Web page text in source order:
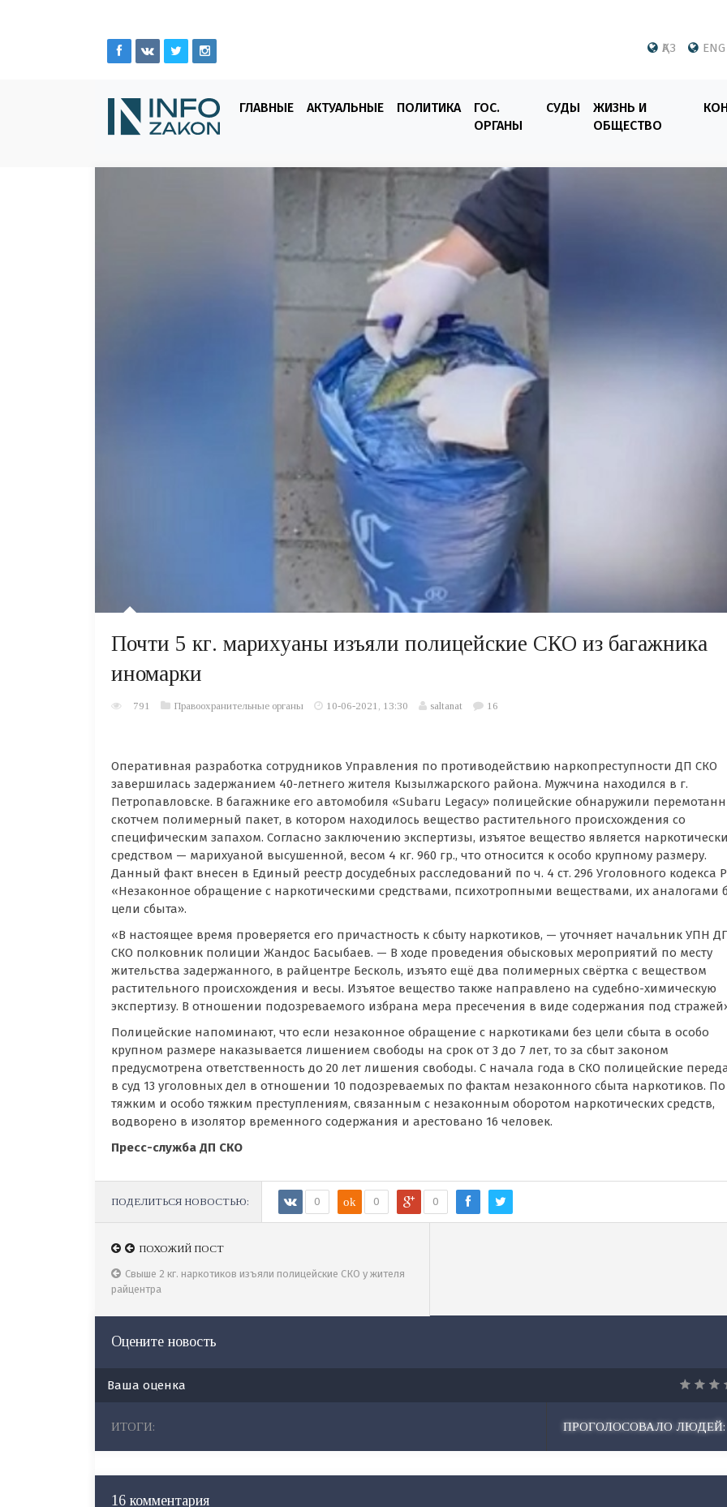
ҚАЗ ENG
ГЛАВНЫЕ АКТУАЛЬНЫЕ ПОЛИТИКА
ГОС.
ОРГАНЫ
СУДЫ
ЖИЗНЬ И
ОБЩЕСТВО
Почти 5 кг. марихуаны изъяли полицейские СКО из багажника
иномарки
791 Правоохранительные органы 10-06-2021, 13:30 saltanat 16
Оперативная разработка сотрудников Управления по противодействию наркопреступности ДП СКО
завершилась задержанием 40-летнего жителя Кызылжарского района. Мужчина находился в г.
Петропавловске. В багажнике его автомобиля «Subaru Legacy» полицейские обнаружили
скотчем полимерный пакет, в котором находилось вещество растительного происхождения со
специфическим запахом. Согласно заключению экспертизы, изъятое вещество является
средством — марихуаной высушенной, весом 4 кг. 960 гр., что относится к особо крупному размеру.
Данный факт внесен в Единый реестр досудебных расследований по ч. 4 ст. 296 Уголовного кодекса
«Незаконное обращение с наркотическими средствами, психотропными веществами, их аналогами
цели сбыта».
«В настоящее время проверяется его причастность к сбыту наркотиков, — уточняет начальник УПН
СКО полковник полиции Жандос Басыбаев. — В ходе проведения обысковых мероприятий по месту
жительства задержанного, в райцентре Бесколь, изъято ещё два полимерных свёртка с веществом
растительного происхождения и весы. Изъятое вещество также направлено на судебно-химическую
экспертизу. В отношении подозреваемого избрана мера пресечения в виде содержания под
Полицейские напоминают, что если незаконное обращение с наркотиками без цели сбыта в особо
крупном размере наказывается лишением свободы на срок от 3 до 7 лет, то за сбыт законом
предусмотрена ответственность до 20 лет лишения свободы. С начала года в СКО полицейские
в суд 13 уголовных дел в отношении 10 подозреваемых по фактам незаконного сбыта наркотиков. По
тяжким и особо тяжким преступлениям, связанным с незаконным оборотом наркотических средств,
водворено в изолятор временного содержания и арестовано 16 человек.
Пресс-служба ДП СКО
ПОДЕЛИТЬСЯ НОВОСТЬЮ: 0 ok 0 0
ПОХОЖИЙ ПОСТ
В Кызылорде при досмотре бандероли, адресованный
осужденному, обнаружено наркотическое вещество
ПОХОЖИЙ ПОСТ
Свыше 2 кг. наркотиков изъяли полицейские СКО у жителя
райцентра
Оцените новость
Ваша оценка
ИТОГИ: ПРОГОЛОСОВАЛО ЛЮДЕЙ:
16 комментария